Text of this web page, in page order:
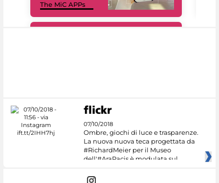
The MiC APPs
07/10/2018
Ombre, giochi di luce e trasparenze.
La nuova nuova teca progettata da
#RichardMeier per il Museo
dell'#AraPacis è modulata sul